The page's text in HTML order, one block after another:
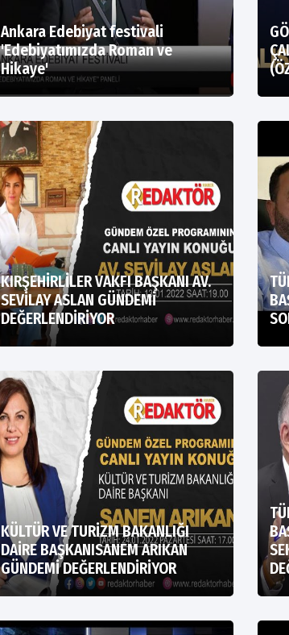
Ankara Edebiyat festivali
'Edebiyatımızda Roman ve
Hikaye'
KIRŞEHİRLİLER VAKFI BAŞKANI AV.
SEVİLAY ASLAN GÜNDEMİ
DEĞERLENDİRİYOR
KÜLTÜR VE TURİZM BAKANLIĞI
DAİRE BAŞKANISANEM ARIKAN
GÜNDEMİ DEĞERLENDİRİYOR